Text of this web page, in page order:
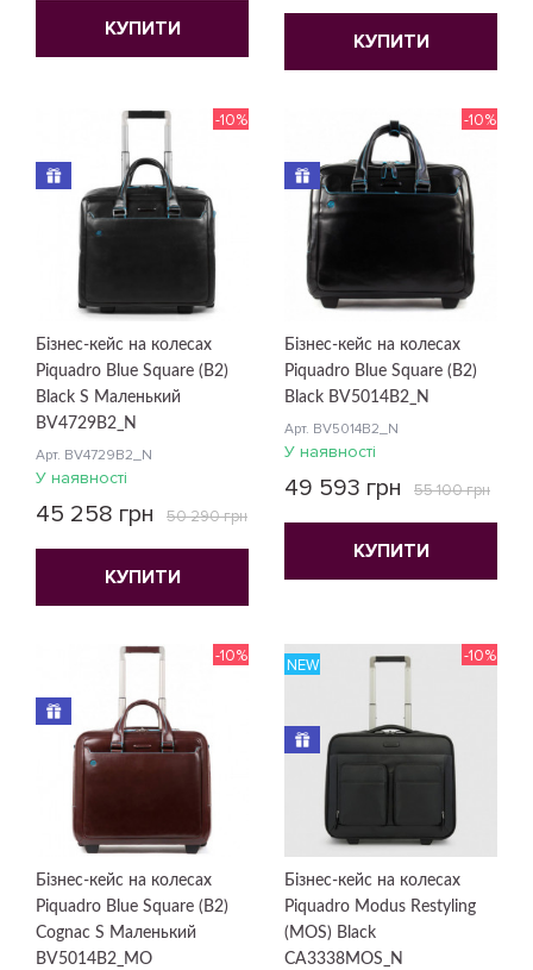
КУПИТИ
КУПИТИ
Бізнес-кейс на колесах
Piquadro Blue Square (B2)
Black S Маленький
BV4729B2_N
Арт. BV4729B2_N
-10%
У наявності
45 258 грн 50 290 грн
КУПИТИ
Бізнес-кейс на колесах
Piquadro Blue Square (B2)
Black BV5014B2_N
Арт. BV5014B2_N
-10%
У наявності
49 593 грн 55 100 грн
КУПИТИ
Бізнес-кейс на колесах
Piquadro Blue Square (B2)
Cognac S Маленький
BV5014B2_MO
-10%
Бізнес-кейс на колесах
Piquadro Modus Restyling
(MOS) Black
CA3338MOS_N
NEW -10%